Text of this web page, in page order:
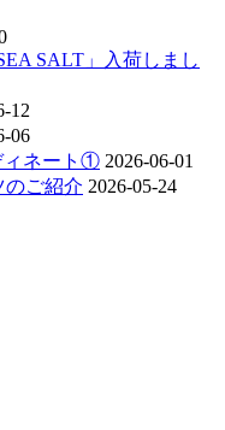
SALT」入荷しまし
12
06
ィネート① 2026-06-01
のご紹介 2026-05-24